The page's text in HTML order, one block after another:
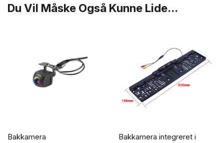
Du Vil Måske Også Kunne Lide...
Bakkamera
Bakkamera integreret i